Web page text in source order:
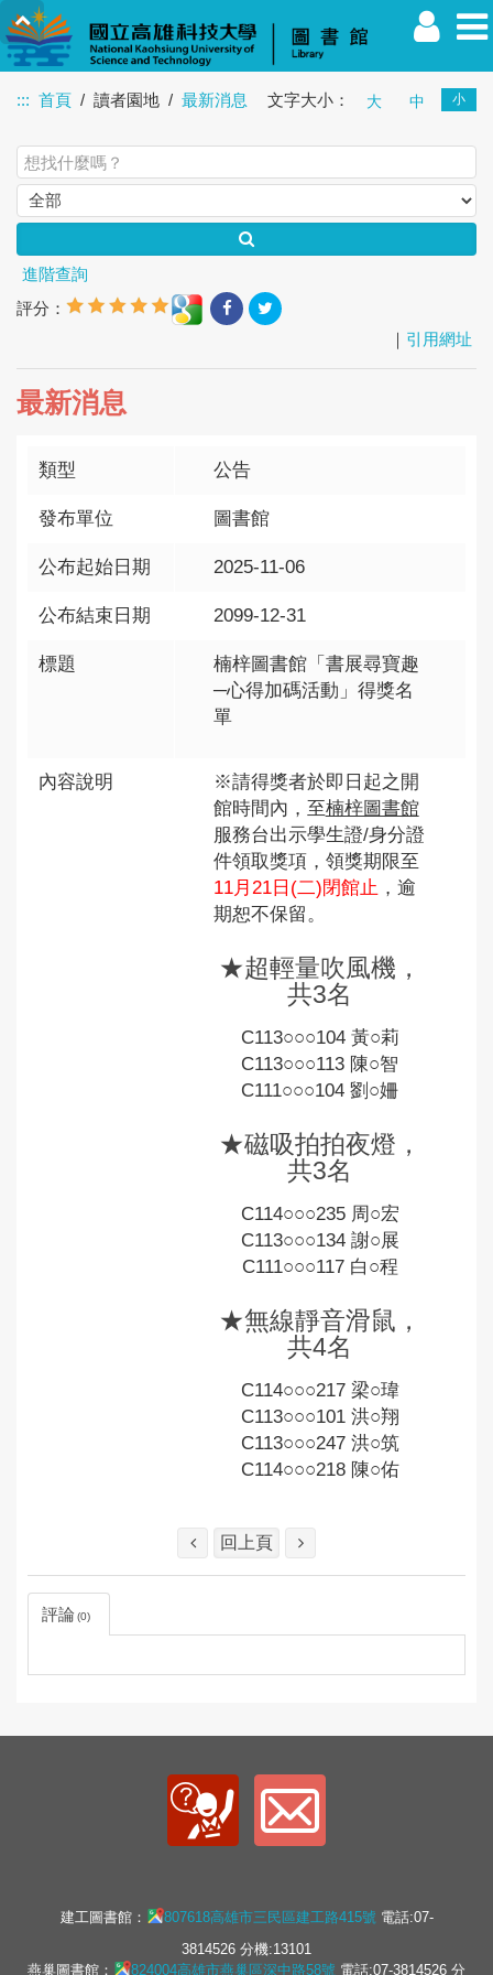
教職員 學生 校友 其他 訪客
::: 首頁 讀者園地 最新消息 文字大小： 大 中 小
進階查詢
評分：
｜ 引用網址
最新消息
類型 公告
發布單位 圖書館
公布起始日期 2025-11-06
公布結束日期 2099-12-31
標題
楠梓圖書館「書展尋寶趣
─心得加碼活動」得獎名
單
內容說明
※請得獎者於即日起之開
館時間內，至楠梓圖書館
服務台出示學生證/身分證
件領取獎項，領獎期限至
11月21日(二)閉館止 ，逾
期恕不保留。
★超輕量吹風機，
共3名
C113○○○104 黃○莉
C113○○○113 陳○智
C111○○○104 劉○姍
★磁吸拍拍夜燈，
共3名
C114○○○235 周○宏
C113○○○134 謝○展
C111○○○117 白○程
★無線靜音滑鼠，
共4名
C114○○○217 梁○瑋
C113○○○101 洪○翔
C113○○○247 洪○筑
C114○○○218 陳○佑
回上頁
評論 0
建工圖書館： 807618高雄市三民區建工路415號電話:07-
3814526 分機:13101
燕巢圖書館：
824004高雄市燕巢區深中路58號 電話:07-3814526 分